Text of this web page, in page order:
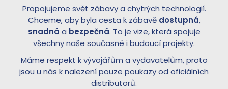
Propojujeme svět zábavy a chytrých technologií.
Chceme, aby byla cesta k zábavě dostupná,
snadná a bezpečná. To je vize, která spojuje
všechny naše současné i budoucí projekty.
Máme respekt k vývojářům a vydavatelům, proto
jsou u nás k nalezení pouze poukazy od oficiálních
distributorů.